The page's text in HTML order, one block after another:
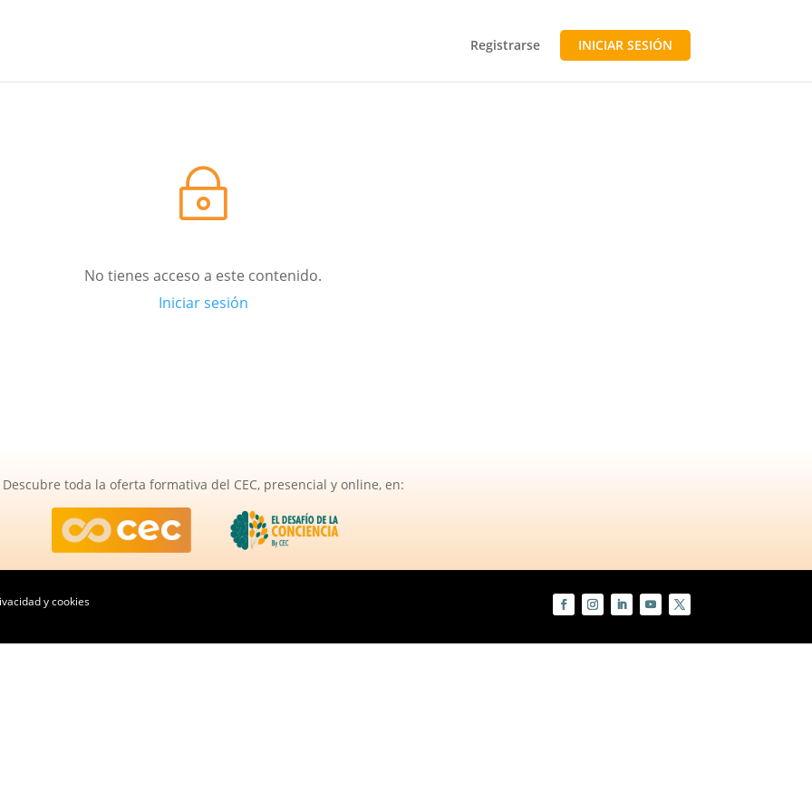
Registrarse INICIAR SESIÓN
~
No tienes acceso a este contenido.
Iniciar sesión
Descubre toda la oferta formativa del CEC, presencial y online, en:
y cookies